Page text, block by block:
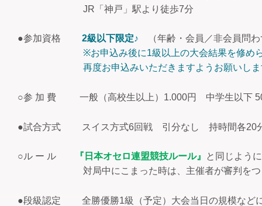
JR「神戸」駅より徒歩7分
●参加資格 2級以下限定♪ （年齢・会員／非会員問わ
※お申込み後に1級以上の大会結果を修め
再度お申込みいただきますようお願いしま
○参 加 費 一般（高校生以上）1.000円 中学生以下
●試合方式 スイス方式6回戦 引分なし 持時間各20
○ル ー ル 『日本オセロ連盟競技ルール』
と同じよう
対局中にこまった時は、主催者が審判をつとめま
●段級認定 全勝優勝1級（予定）大会当日の規模などに